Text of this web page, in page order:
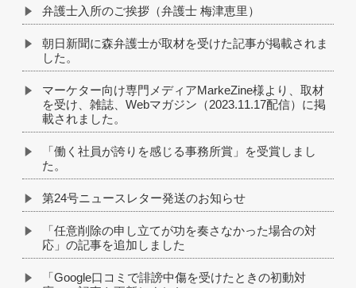
弁護士入所のご挨拶（弁護士 梅津恵里）
朝日新聞に森弁護士が取材を受けた記事が掲載されま
した。
マーケター向け専門メディアMarkeZine様より、取材
を受け、雑誌、Webマガジン（2023.11.17配信）に掲
載されました。
「働く社員が誇りを感じる事務所賞」を受賞しまし
た。
第24号ニュースレター発送のお知らせ
「任意削除の申し立てが功を奏さなかった場合の対
応」の記事を追加しました
「Google口コミで誹謗中傷を受けたときの初動対